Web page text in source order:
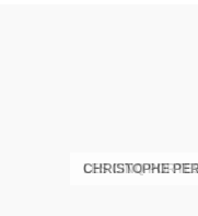
CHRISTOPHE